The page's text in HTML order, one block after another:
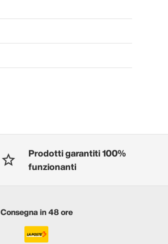
Prodotti garantiti 100%
funzionanti
Consegna in 48 ore